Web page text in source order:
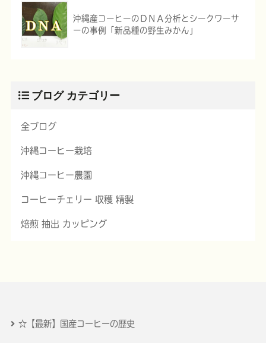
沖縄産コーヒーのＤＮＡ分析とシークワーサ
ーの事例「新品種の野生みかん」
ブログ カテゴリー
全ブログ
沖縄コーヒー栽培
沖縄コーヒー農園
コーヒーチェリー 収穫 精製
焙煎 抽出 カッピング
☆【最新】国産コーヒーの歴史